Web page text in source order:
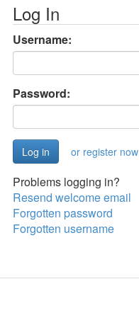
Log In
Username:
Password:
or register now
Problems logging in?
Resend welcome email
Forgotten password
Forgotten username